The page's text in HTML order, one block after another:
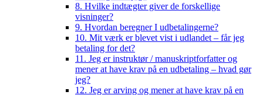
8. Hvilke indtægter giver de forskellige
visninger?
9. Hvordan beregner I udbetalingerne?
10. Mit værk er blevet vist i udlandet – får jeg
betaling for det?
11. Jeg er instruktør / manuskriptforfatter og
mener at have krav på en udbetaling – hvad gør
jeg?
12. Jeg er arving og mener at have krav på en